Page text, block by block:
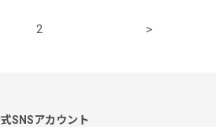
2 >
SNSアカウント